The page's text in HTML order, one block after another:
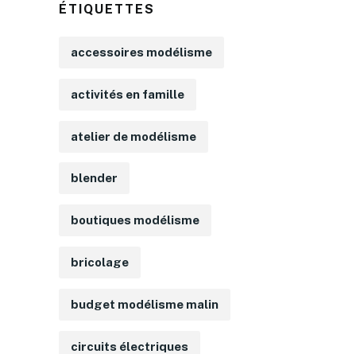
ÉTIQUETTES
accessoires modélisme
activités en famille
atelier de modélisme
blender
boutiques modélisme
bricolage
budget modélisme malin
circuits électriques